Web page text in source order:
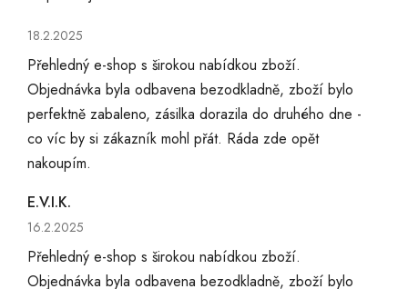
Hodnocení obchodu je 5 z 5 hvězdiček.
18.2.2025
Přehledný e-shop s širokou nabídkou zboží.
Objednávka byla odbavena bezodkladně, zboží bylo
perfektně zabaleno, zásilka dorazila do druhého dne -
co víc by si zákazník mohl přát. Ráda zde opět
nakoupím.
E.V.I.K.
Hodnocení obchodu je 5 z 5 hvězdiček.
16.2.2025
Přehledný e-shop s širokou nabídkou zboží.
Objednávka byla odbavena bezodkladně, zboží bylo